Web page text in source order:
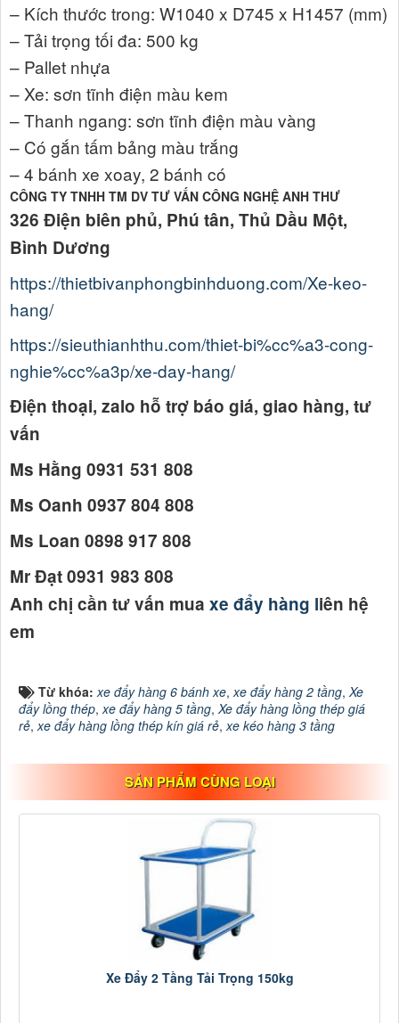
– Kích thước trong: W1040 x D745 x H1457 (mm)
– Tải trọng tối đa: 500 kg
– Pallet nhựa
– Xe: sơn tĩnh điện màu kem
– Thanh ngang: sơn tĩnh điện màu vàng
– Có gắn tấm bảng màu trắng
– 4 bánh xe xoay, 2 bánh có
CÔNG TY TNHH TM DV TƯ VẤN CÔNG NGHỆ ANH THƯ
326 Điện biên phủ, Phú tân, Thủ Dầu Một,
Bình Dương
https://thietbivanphongbinhduong.com/Xe-keo-
hang/
https://sieuthianhthu.com/thiet-bi%cc%a3-cong-
nghie%cc%a3p/xe-day-hang/
Điện thoại, zalo hỗ trợ báo giá, giao hàng, tư
vấn
Ms Hằng 0931 531 808
Ms Oanh 0937 804 808
Ms Loan 0898 917 808
Mr Đạt 0931 983 808
Anh chị cần tư vấn mua xe đẩy hàng liên hệ
em
Từ khóa:xe đẩy hàng 6 bánh xe,xe đẩy hàng 2 tầng, Xe
đẩy lồng thép,xe đẩy hàng 5 tầng, Xe đẩy hàng lồng thép giá
rẻ,xe đẩy hàng lồng thép kín giá rẻ,xe kéo hàng 3 tầng
SẢN PHẨM CÙNG LOẠI
Xe Đẩy 2 Tầng Tải Trọng 150kg